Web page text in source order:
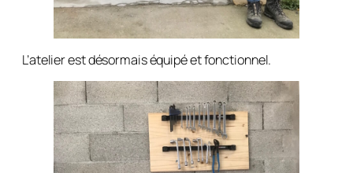
L’atelier est désormais équipé et fonctionnel.